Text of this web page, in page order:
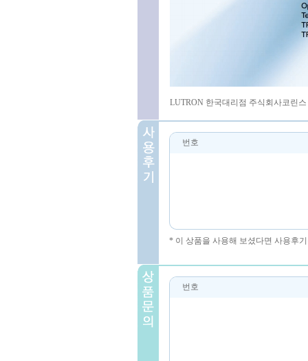
LUTRON 한국대리점 주식회사코린
번호
* 이 상품을 사용해 보셨다면 사용후
번호